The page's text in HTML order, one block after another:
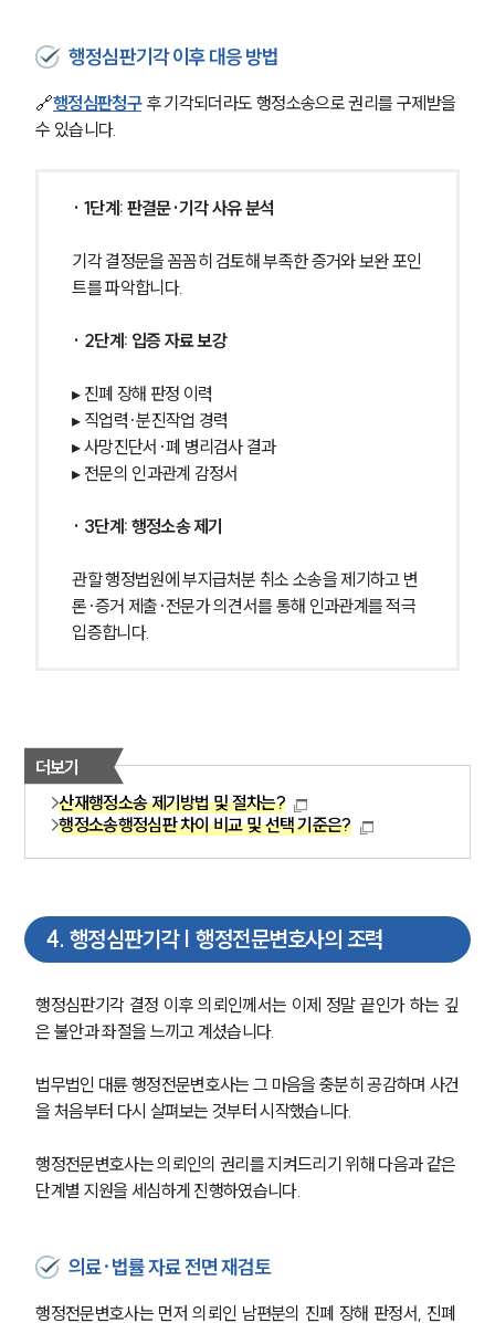
행정심판기각 이후 대응 방법
🔗행정심판청구 후 기각되더라도 행정소송으로 권리를 구제받을
수 있습니다.
· 1단계: 판결문·기각 사유 분석
기각 결정문을 꼼꼼히 검토해 부족한 증거와 보완 포인
트를 파악합니다.
· 2단계: 입증 자료 보강
▸ 진폐 장해 판정 이력
▸ 직업력·분진작업 경력
▸ 사망진단서·폐 병리검사 결과
▸ 전문의 인과관계 감정서
· 3단계: 행정소송 제기
관할 행정법원에 부지급처분 취소 소송을 제기하고 변
론·증거 제출·전문가 의견서를 통해 인과관계를 적극
입증합니다.
더보기
산재행정소송 제기방법 및 절차는?
행정소송행정심판 차이 비교 및 선택 기준은?
4. 행정심판기각 | 행정전문변호사의 조력
행정심판기각 결정 이후 의뢰인께서는 이제 정말 끝인가 하는 깊
은 불안과 좌절을 느끼고 계셨습니다.
법무법인 대륜 행정전문변호사는 그 마음을 충분히 공감하며 사건
을 처음부터 다시 살펴보는 것부터 시작했습니다.
행정전문변호사는 의뢰인의 권리를 지켜드리기 위해 다음과 같은
단계별 지원을 세심하게 진행하였습니다.
의료·법률 자료 전면 재검토
행정전문변호사는 먼저 의뢰인 남편분의 진폐 장해 판정서, 진폐